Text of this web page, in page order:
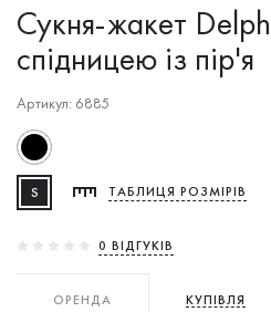
Сукня-жакет
спідницею із пір'я
Артикул: 6885
S ТАБЛИЦЯ РОЗМІРІВ
0 ВIДГУКIВ
ОРЕНДА КУПІВЛЯ